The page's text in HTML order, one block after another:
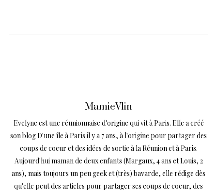
MamieVlin
Evelyne est une réunionnaise d'origine qui vit à Paris. Elle a créé
son blog D'une île à Paris il y a 7 ans, à l'origine pour partager des
coups de coeur et des idées de sortie à la Réunion et à Paris.
Aujourd'hui maman de deux enfants (Margaux, 4 ans et Louis, 2
ans), mais toujours un peu geek et (très) bavarde, elle rédige dès
qu'elle peut des articles pour partager ses coups de coeur, des